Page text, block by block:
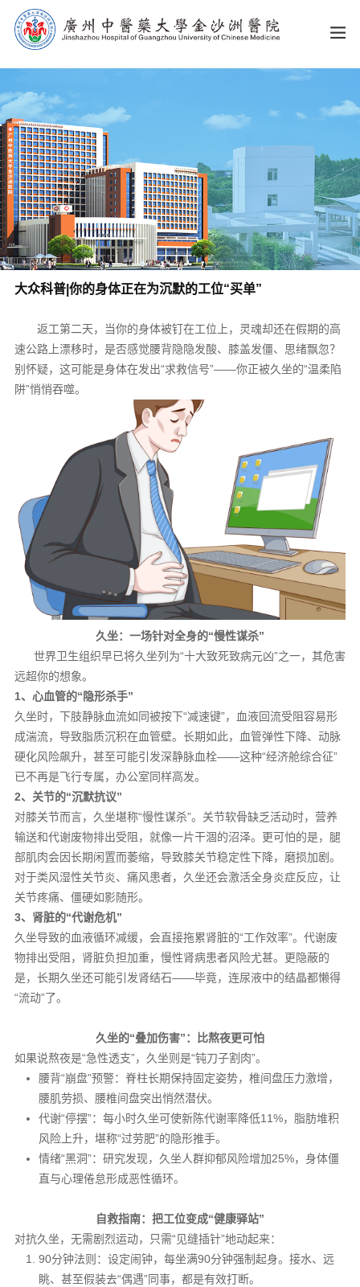
大众科普|你的身体正在为沉默的工位“买单”
返工第二天，当你的身体被钉在工位上，灵魂却还在假期的高
速公路上漂移时，是否感觉腰背隐隐发酸、膝盖发僵、思绪飘忽？
别怀疑，这可能是身体在发出“求救信号”——你正被久坐的“温柔陷
阱”悄悄吞噬。
久坐：一场针对全身的“慢性谋杀”
世界卫生组织早已将久坐列为“十大致死致病元凶”之一，其危害
远超你的想象。
1、心血管的“隐形杀手”
久坐时，下肢静脉血流如同被按下“减速键”，血液回流受阻容易形
成湍流，导致脂质沉积在血管壁。长期如此，血管弹性下降、动脉
硬化风险飙升，甚至可能引发深静脉血栓——这种“经济舱综合征”
已不再是飞行专属，办公室同样高发。
2、关节的“沉默抗议”
对膝关节而言，久坐堪称“慢性谋杀”。关节软骨缺乏活动时，营养
输送和代谢废物排出受阻，就像一片干涸的沼泽。更可怕的是，腿
部肌肉会因长期闲置而萎缩，导致膝关节稳定性下降，磨损加剧。
对于类风湿性关节炎、痛风患者，久坐还会激活全身炎症反应，让
关节疼痛、僵硬如影随形。
3、肾脏的“代谢危机”
久坐导致的血液循环减缓，会直接拖累肾脏的“工作效率”。代谢废
物排出受阻，肾脏负担加重，慢性肾病患者风险尤甚。更隐蔽的
是，长期久坐还可能引发肾结石——毕竟，连尿液中的结晶都懒得
“流动”了。
久坐的“叠加伤害”：比熬夜更可怕
如果说熬夜是“急性透支”，久坐则是“钝刀子割肉”。
腰背“崩盘”预警：脊柱长期保持固定姿势，椎间盘压力激增，
腰肌劳损、腰椎间盘突出悄然潜伏。
代谢“停摆”：每小时久坐可使新陈代谢率降低11%，脂肪堆积
风险上升，堪称“过劳肥”的隐形推手。
情绪“黑洞”：研究发现，久坐人群抑郁风险增加25%，身体僵
直与心理倦怠形成恶性循环。
自救指南：把工位变成“健康驿站”
对抗久坐，无需剧烈运动，只需“见缝插针”地动起来：
90分钟法则：设定闹钟，每坐满90分钟强制起身。接水、远
眺、甚至假装去“偶遇”同事，都是有效打断。